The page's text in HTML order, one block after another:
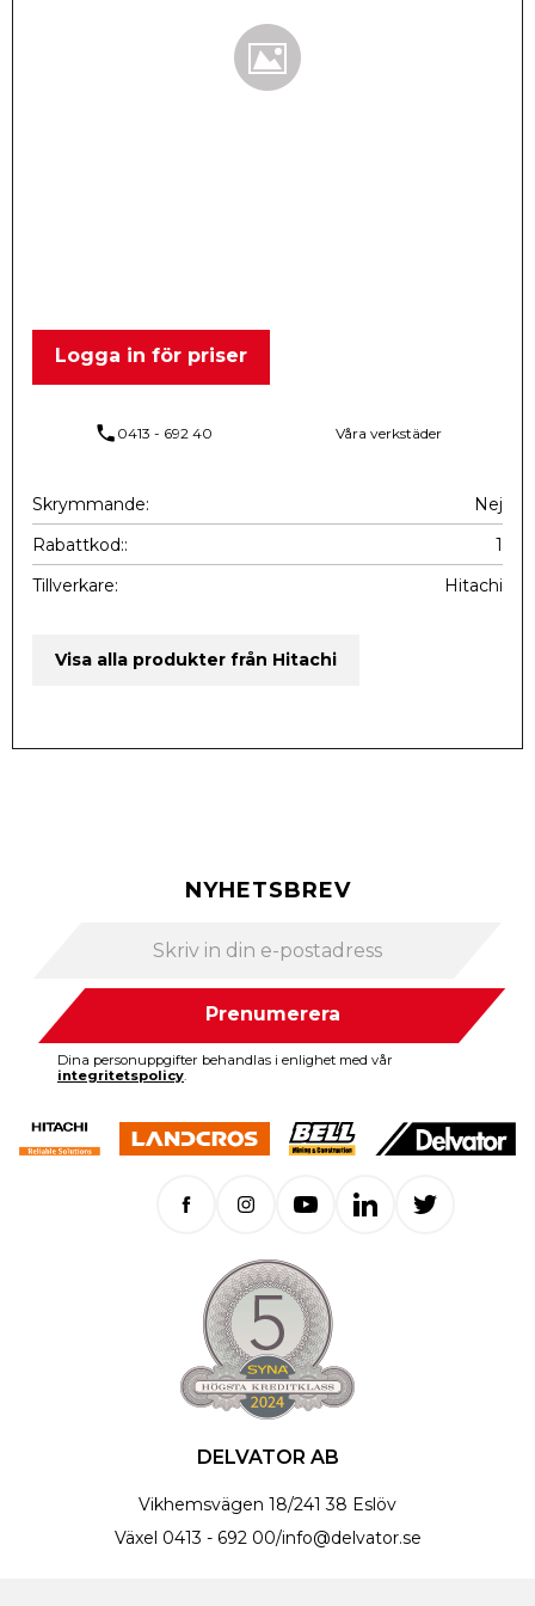
Logga in för priser
phone 0413 - 692 40 Våra verkstäder
Skrymmande
Nej
Rabattkod:
1
Tillverkare
Hitachi
Visa alla produkter från Hitachi
NYHETSBREV
Prenumerera
Dina personuppgifter behandlas i enlighet med vår
integritetspolicy.
DELVATOR AB
Vikhemsvägen 18/241 38 Eslöv
Växel 0413 - 692 00/info@delvator.se